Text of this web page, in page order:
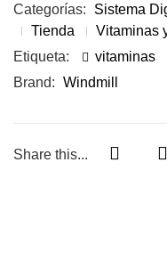
Categorías:
Sistema
Tienda
Vitaminas
Etiqueta:
vitaminas
Brand: Windmill
Share this...